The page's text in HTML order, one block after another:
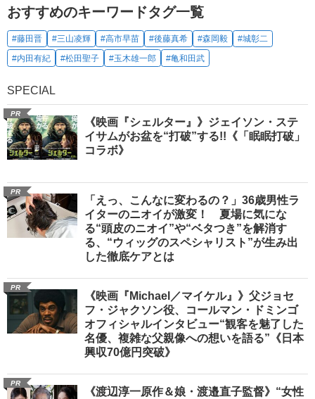
おすすめのキーワードタグ一覧
#藤田晋 #三山凌輝 #高市早苗 #後藤真希 #森岡毅
#城彰二
#内田有紀
#松田聖子 #玉木雄一郎 #亀和田武
SPECIAL
PR
《映画『シェルター』》ジェイソン・ステ
イサムがお盆を“打破”する!!《「眠眠打破」
コラボ》
PR
「えっ、こんなに変わるの？」36歳男性ラ
イターのニオイが激変！ 夏場に気にな
る“頭皮のニオイ”や“ベタつき”を解消す
る、“ウィッグのスペシャリスト”が生み出
した徹底ケアとは
PR
《映画『Michael／マイケル』》父ジョセ
フ・ジャクソン役、コールマン・ドミンゴ
オフィシャルインタビュー“観客を魅了した
名優、複雑な父親像への想いを語る”《日本
興収70億円突破》
PR
《渡辺淳一原作＆娘・渡邉直子監督》“女性